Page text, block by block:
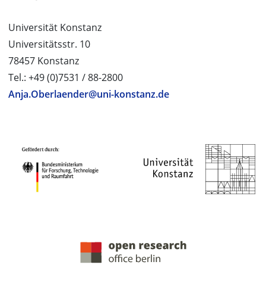
Universität Konstanz
Universitätsstr. 10
78457 Konstanz
Tel.: +49 (0)7531 / 88-2800
Anja.Oberlaender@uni-konstanz.de